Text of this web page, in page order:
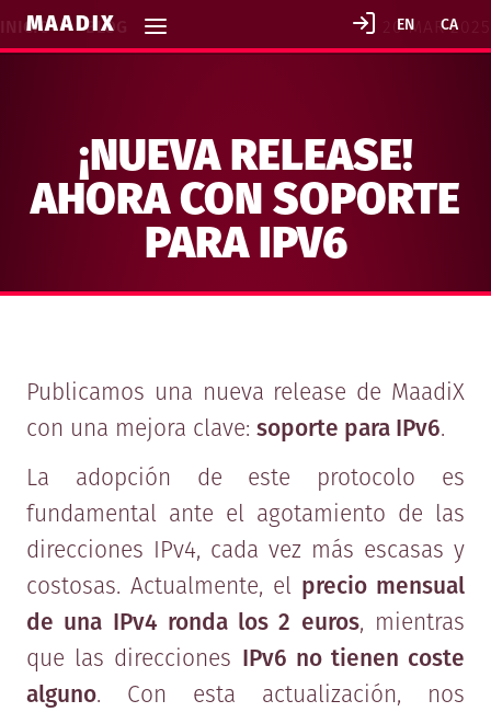
MAADIX
INICIO > BLOG 20 MAR 2025
¡NUEVA RELEASE!
AHORA CON SOPORTE
PARA IPV6
Publicamos una nueva release de MaadiX
con una mejora clave: soporte para IPv6.
La adopción de este protocolo es
fundamental ante el agotamiento de las
direcciones IPv4, cada vez más escasas y
costosas. Actualmente, el precio mensual
de una IPv4 ronda los 2 euros, mientras
que las direcciones IPv6 no tienen coste
alguno. Con esta actualización, nos